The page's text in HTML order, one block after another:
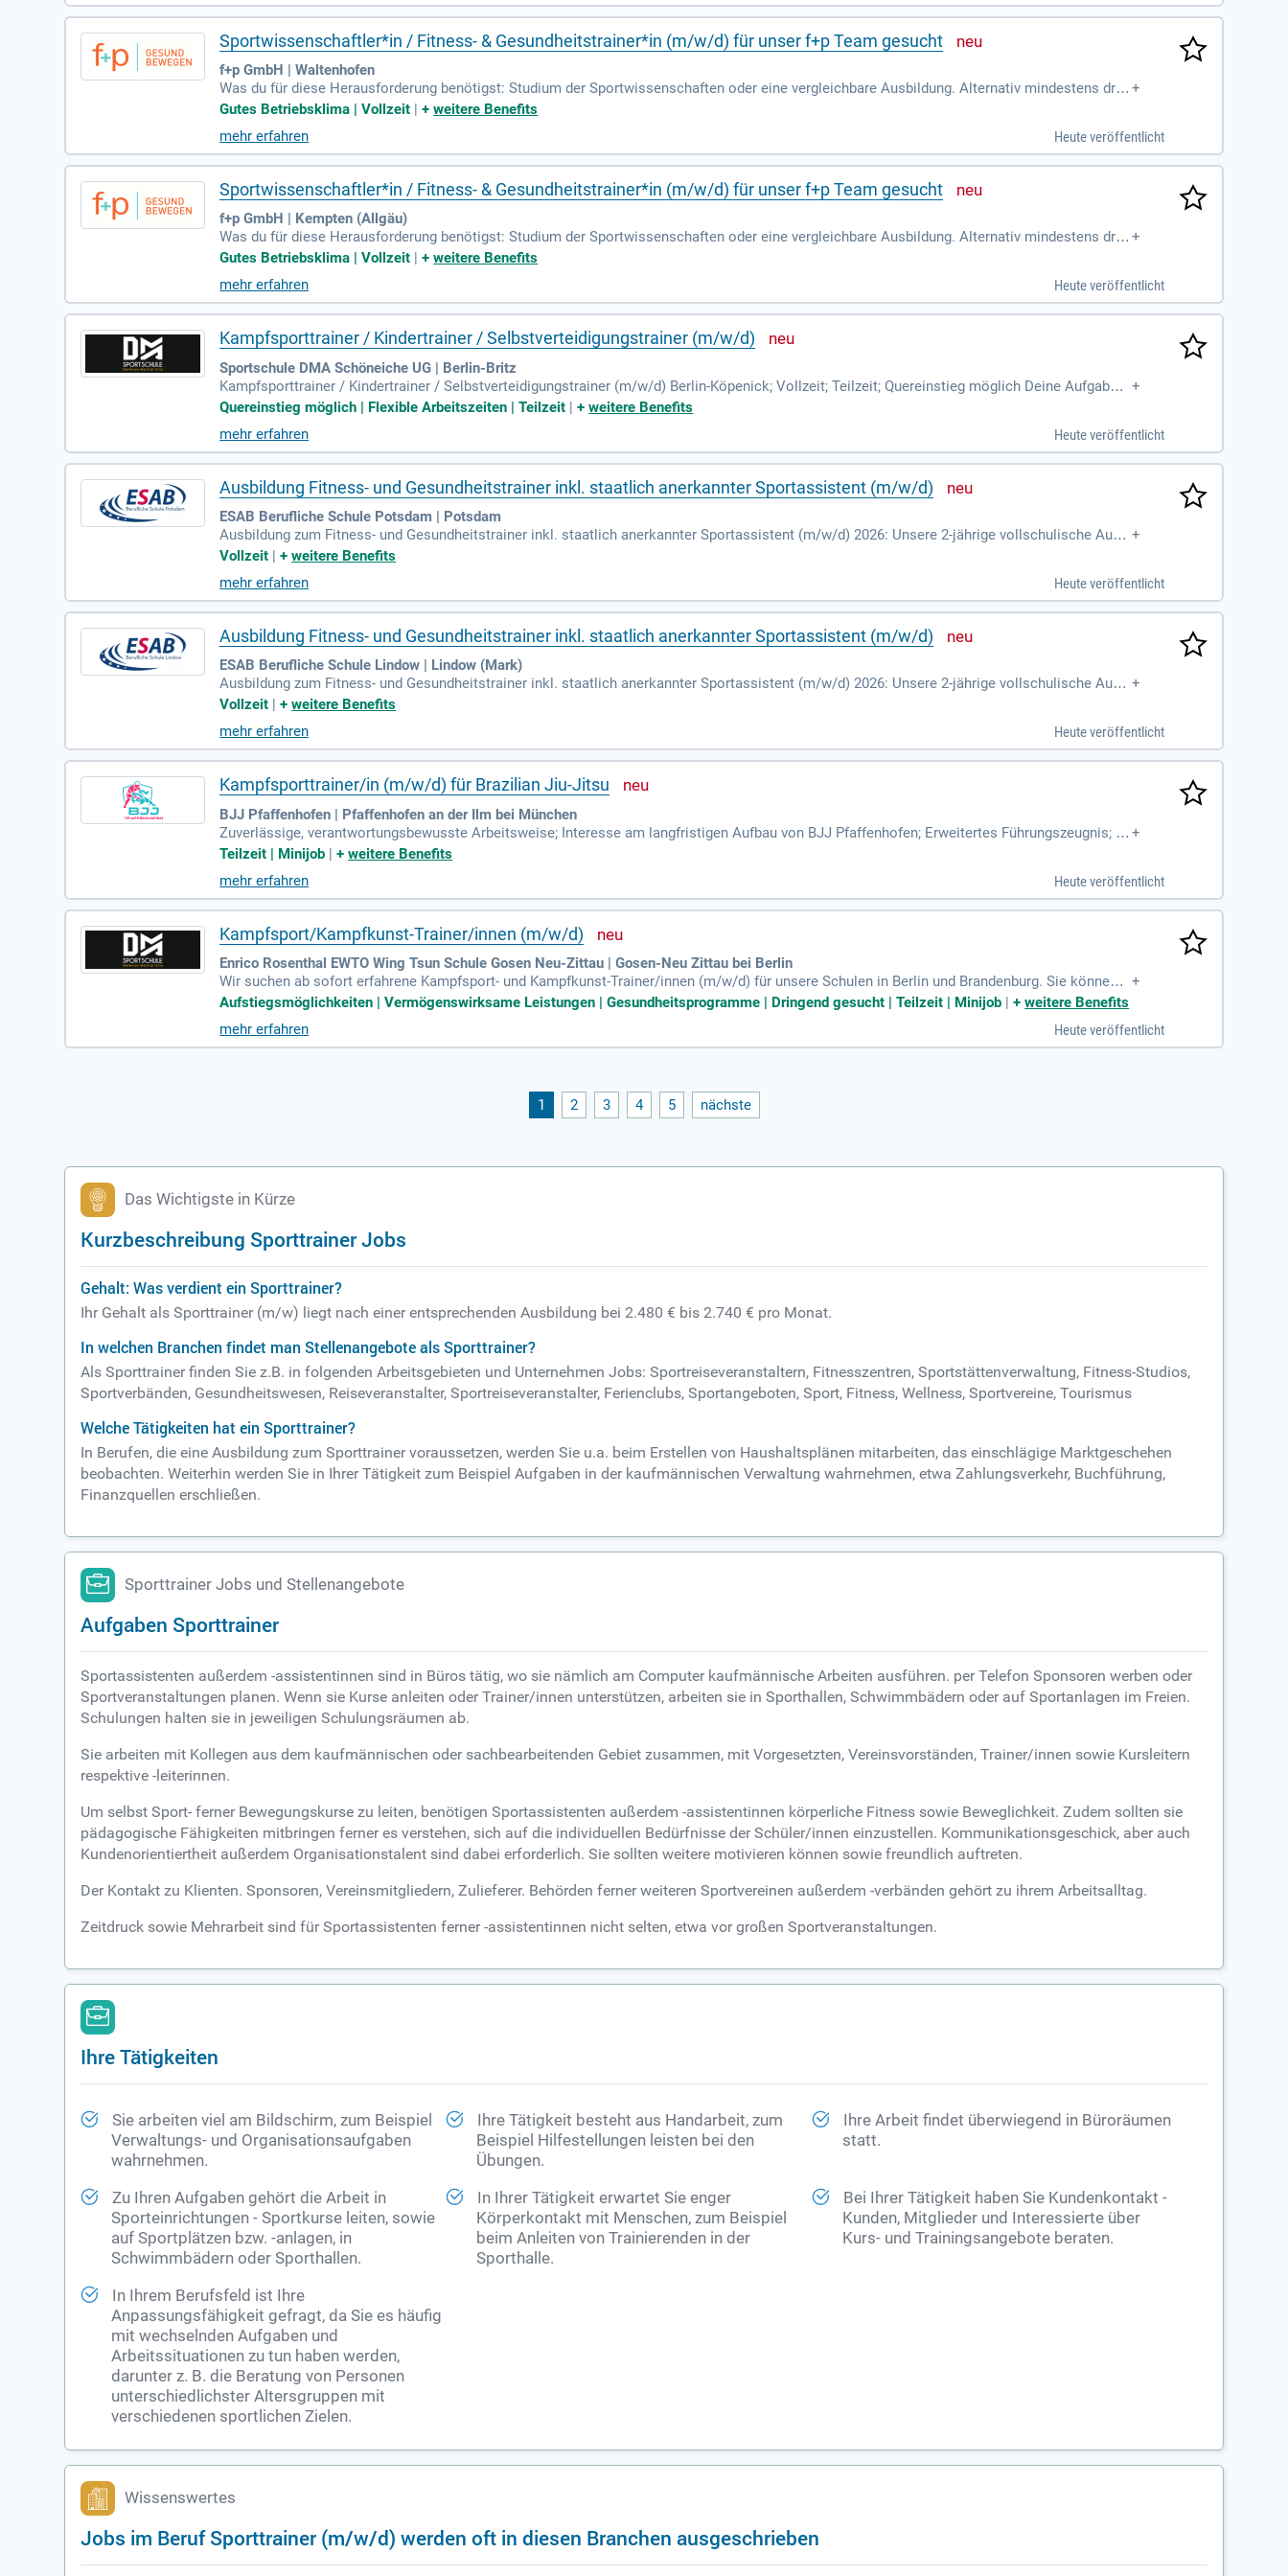
sicher das Schwimmen beizubringen und ihre Begeisterung für das Wasser zu wecken!
Sportwissenschaftler*in / Fitness- & Gesundheitstrainer*in (m/w/d) für unser f+p Team gesucht
f+p GmbH | Waltenhofen
Was du für diese Herausforderung benötigst: Studium der Sportwissenschaften oder eine vergleichbare Ausbildung. Alternativ mindestens drei
Jahre praktische Erfahrung als Trainer im Fitness- oder Gesundheitsbereich.
+
Gutes Betriebsklima | Vollzeit |+weitere Benefits
mehr erfahren
Heute veröffentlicht
Sportwissenschaftler*in / Fitness- & Gesundheitstrainer*in (m/w/d) für unser f+p Team gesucht
f+p GmbH | Kempten (Allgäu)
Was du für diese Herausforderung benötigst: Studium der Sportwissenschaften oder eine vergleichbare Ausbildung. Alternativ mindestens drei
Jahre praktische Erfahrung als Trainer im Fitness- oder Gesundheitsbereich.
+
Gutes Betriebsklima | Vollzeit |+weitere Benefits
mehr erfahren
Heute veröffentlicht
Kampfsporttrainer / Kindertrainer / Selbstverteidigungstrainer (m/w/d)
Sportschule DMA Schöneiche UG | Berlin-Britz
Kampfsporttrainer / Kindertrainer / Selbstverteidigungstrainer (m/w/d) Berlin-Köpenick; Vollzeit; Teilzeit; Quereinstieg möglich Deine Aufgaben;
Durchführung von Kampfsport-, Selbstver­tei­digungs- und Fitnesstrainings Betreuung von Kindergruppen ab 3
+
Quereinstieg möglich | Flexible Arbeitszeiten | Teilzeit |+weitere Benefits
mehr erfahren
Heute veröffentlicht
Ausbildung Fitness- und Gesundheitstrainer inkl. staatlich anerkannter Sportassistent (m/w/d)
ESAB Berufliche Schule Potsdam | Potsdam
Ausbildung zum Fitness- und Gesundheitstrainer inkl. staatlich anerkannter Sportassistent (m/w/d) 2026: Unsere 2-jährige vollschulische Ausb
ildung macht Dich fit für den Arbeitsmarkt Sport: Im Berufsbild Fitness- und Gesundheitstrainer des Landessportbundes
+
Vollzeit |+weitere Benefits
mehr erfahren
Heute veröffentlicht
Ausbildung Fitness- und Gesundheitstrainer inkl. staatlich anerkannter Sportassistent (m/w/d)
ESAB Berufliche Schule Lindow | Lindow (Mark)
Ausbildung zum Fitness- und Gesundheitstrainer inkl. staatlich anerkannter Sportassistent (m/w/d) 2026: Unsere 2-jährige vollschulische Ausb
ildung macht Dich fit für den Arbeitsmarkt Sport: Im Berufsbild Fitness- und Gesundheitstrainer des Landessportbundes
+
Vollzeit |+weitere Benefits
mehr erfahren
Heute veröffentlicht
Kampfsporttrainer/in (m/w/d) für Brazilian Jiu-Jitsu
BJJ Pfaffenhofen | Pfaffenhofen an der Ilm bei München
Zuverlässige, verantwortungsbewusste Arbeitsweise; Interesse am langfristigen Aufbau von BJJ Pfaffenhofen; Erweitertes Führungszeugnis; B
ereitschaft zur Arbeit mit Kindern und Jugendlichen; Kinderschutzschulung (kann vor oder nach Beginn nachgeholt werden); Trainerlizenz
+
Teilzeit | Minijob |+weitere Benefits
mehr erfahren
Heute veröffentlicht
Kampfsport/Kampfkunst-Trainer/innen (m/w/d)
Enrico Rosenthal EWTO Wing Tsun Schule Gosen Neu-Zittau | Gosen-Neu Zittau bei Berlin
Wir suchen ab sofort erfahrene Kampfsport- und Kampfkunst-Trainer/innen (m/w/d) für unsere Schulen in Berlin und Brandenburg. Sie können i
n Vollzeit, Teilzeit oder auf Minijobbasis arbeiten. Ihre Aufgabe beinhaltet die Planung und Durchführung von Trainingseinheiten sowie die Orga
nisation von Events. Wichtig sind Erfahrungen im Kampfsport, insbesondere in der Ausbildung von Kindern und Jugendlichen. Sie bringen eine
hohe Kommunikationsfähigkeit mit und schaffen eine motivierende Trainingsatmosphäre. Freuen Sie sich auf faire Bezahlung, einen sicheren
Arbeitsplatz und Aufstiegsmöglichkeiten in einem sympathischen Team.
+
Aufstiegsmöglichkeiten | Vermögenswirksame Leistungen | Gesundheitsprogramme | Dringend gesucht | Teilzeit | Minijob |+weitere Benefits
mehr erfahren
Heute veröffentlicht
1 2 3 4 5 nächste
Das Wichtigste in Kürze
Kurzbeschreibung Sporttrainer Jobs
Gehalt: Was verdient ein Sporttrainer?
Ihr Gehalt als Sporttrainer (m/w) liegt nach einer entsprechenden Ausbildung bei 2.480 € bis 2.740 € pro Monat.
In welchen Branchen findet man Stellenangebote als Sporttrainer?
Als Sporttrainer finden Sie z.B. in folgenden Arbeitsgebieten und Unternehmen Jobs: Sportreiseveranstaltern, Fitnesszentren, Sportstättenverwaltung, Fitness-Studios,
Sportverbänden, Gesundheitswesen, Reiseveranstalter, Sportreiseveranstalter, Ferienclubs, Sportangeboten, Sport, Fitness, Wellness, Sportvereine, Tourismus
Welche Tätigkeiten hat ein Sporttrainer?
In Berufen, die eine Ausbildung zum Sporttrainer voraussetzen, werden Sie u.a. beim Erstellen von Haushaltsplänen mitarbeiten, das einschlägige Marktgeschehen
beobachten. Weiterhin werden Sie in Ihrer Tätigkeit zum Beispiel Aufgaben in der kaufmännischen Verwaltung wahrnehmen, etwa Zahlungsverkehr, Buchführung,
Finanzquellen erschließen.
Sporttrainer Jobs und Stellenangebote
Aufgaben Sporttrainer
Sportassistenten außerdem -assistentinnen sind in Büros tätig, wo sie nämlich am Computer kaufmännische Arbeiten ausführen. per Telefon Sponsoren werben oder
Sportveranstaltungen planen. Wenn sie Kurse anleiten oder Trainer/innen unterstützen, arbeiten sie in Sporthallen, Schwimmbädern oder auf Sportanlagen im Freien.
Schulungen halten sie in jeweiligen Schulungsräumen ab.
Sie arbeiten mit Kollegen aus dem kaufmännischen oder sachbearbeitenden Gebiet zusammen, mit Vorgesetzten, Vereinsvorständen, Trainer/innen sowie Kursleitern
respektive -leiterinnen.
Um selbst Sport- ferner Bewegungskurse zu leiten, benötigen Sportassistenten außerdem -assistentinnen körperliche Fitness sowie Beweglichkeit. Zudem sollten sie
pädagogische Fähigkeiten mitbringen ferner es verstehen, sich auf die individuellen Bedürfnisse der Schüler/innen einzustellen. Kommunikationsgeschick, aber auch
Kundenorientiertheit außerdem Organisationstalent sind dabei erforderlich. Sie sollten weitere motivieren können sowie freundlich auftreten.
Der Kontakt zu Klienten. Sponsoren, Vereinsmitgliedern, Zulieferer. Behörden ferner weiteren Sportvereinen außerdem -verbänden gehört zu ihrem Arbeitsalltag.
Zeitdruck sowie Mehrarbeit sind für Sportassistenten ferner -assistentinnen nicht selten, etwa vor großen Sportveranstaltungen.
Ihre Tätigkeiten
Sie arbeiten viel am Bildschirm, zum Beispiel
Verwaltungs- und Organisationsaufgaben
wahrnehmen.
Ihre Tätigkeit besteht aus Handarbeit, zum
Beispiel Hilfestellungen leisten bei den
Übungen.
Ihre Arbeit findet überwiegend in Büroräumen
statt.
Zu Ihren Aufgaben gehört die Arbeit in
Sporteinrichtungen - Sportkurse leiten, sowie
auf Sportplätzen bzw. -anlagen, in
Schwimmbädern oder Sporthallen.
In Ihrer Tätigkeit erwartet Sie enger
Körperkontakt mit Menschen, zum Beispiel
beim Anleiten von Trainierenden in der
Sporthalle.
Bei Ihrer Tätigkeit haben Sie Kundenkontakt -
Kunden, Mitglieder und Interessierte über
Kurs- und Trainingsangebote beraten.
In Ihrem Berufsfeld ist Ihre
Anpassungsfähigkeit gefragt, da Sie es häufig
mit wechselnden Aufgaben und
Arbeitssituationen zu tun haben werden,
darunter z. B. die Beratung von Personen
unterschiedlichster Altersgruppen mit
verschiedenen sportlichen Zielen.
Wissenswertes
Jobs im Beruf Sporttrainer (m/w/d) werden oft in diesen Branchen ausgeschrieben